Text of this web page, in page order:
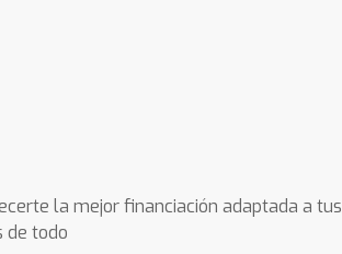
la mejor financiación adaptada a tus
de todo